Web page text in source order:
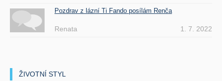
Pozdrav z lázní Ti Fando posílám Renča
Renata 1. 7. 2022
ŽIVOTNÍ STYL